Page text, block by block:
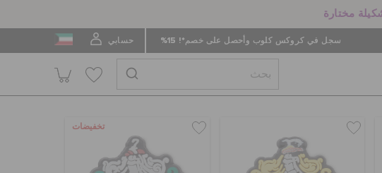
سجل في كروكس كلوب وأحصل على خصم*! 15% حسابي
تخفيضات